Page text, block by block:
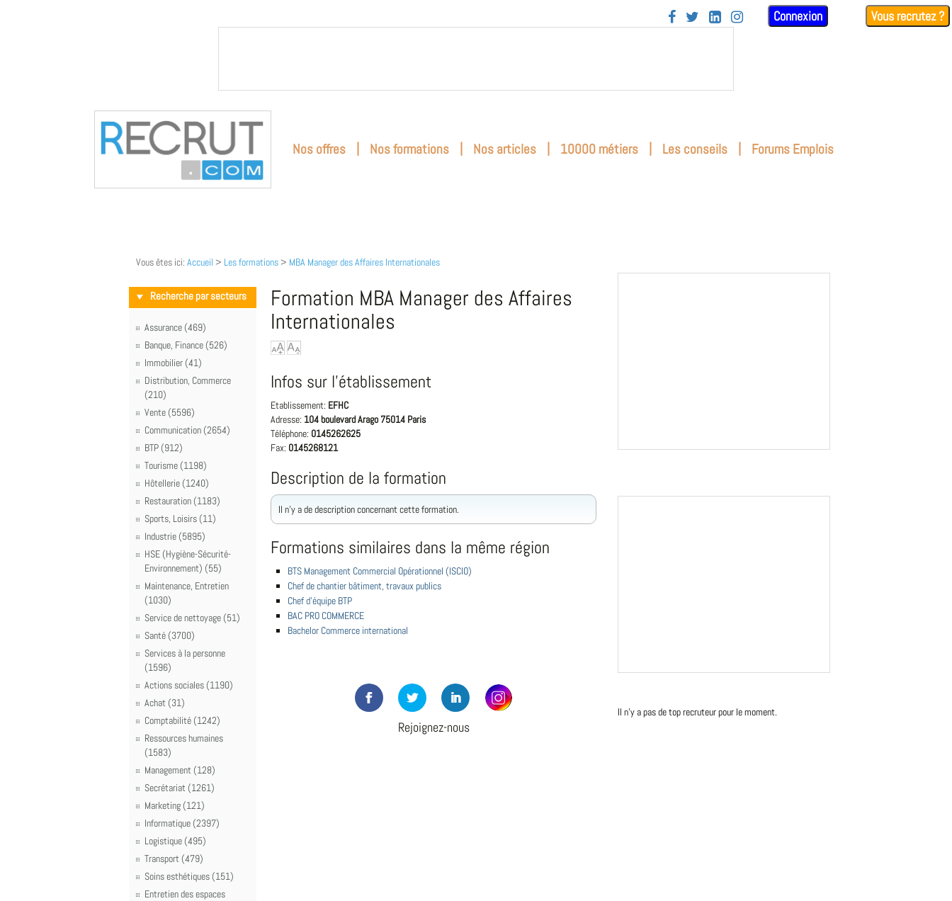
    Connexion Vous recrutez ?
Nos offres | Nos formations | Nos articles | 10000 métiers | Les conseils | Forums Emplois
Vous êtes ici: Accueil > Les formations > MBA Manager des Affaires Internationales
Recherche par secteurs
Assurance (469)
Banque, Finance (526)
Immobilier (41)
Distribution, Commerce
(210)
Vente (5596)
Communication (2654)
BTP (912)
Tourisme (1198)
Hôtellerie (1240)
Restauration (1183)
Sports, Loisirs (11)
Industrie (5895)
HSE (Hygiène-Sécurité-
Environnement) (55)
Maintenance, Entretien
(1030)
Service de nettoyage (51)
Santé (3700)
Services à la personne
(1596)
Actions sociales (1190)
Achat (31)
Comptabilité (1242)
Ressources humaines
(1583)
Management (128)
Secrétariat (1261)
Marketing (121)
Informatique (2397)
Logistique (495)
Transport (479)
Soins esthétiques (151)
Entretien des espaces
Formation MBA Manager des Affaires
Internationales
Infos sur l'établissement
Etablissement: EFHC
Adresse: 104 boulevard Arago 75014 Paris
Téléphone: 0145262625
Fax: 0145268121
Description de la formation
Il n'y a de description concernant cette formation.
Formations similaires dans la même région
BTS Management Commercial Opérationnel (ISCIO)
Chef de chantier bâtiment, travaux publics
Chef d'équipe BTP
BAC PRO COMMERCE
Bachelor Commerce international
Rejoignez-nous
Il n'y a pas de top recruteur pour le moment.